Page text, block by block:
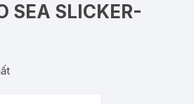
SEA SLICKER-